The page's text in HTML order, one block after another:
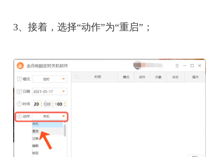
3、接着，选择“动作”为“重启”；